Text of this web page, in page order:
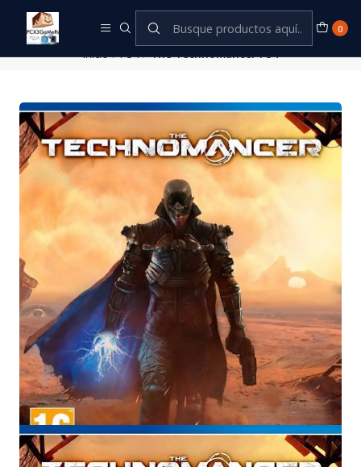
0
Inicio PS4 The Technomancer PS4